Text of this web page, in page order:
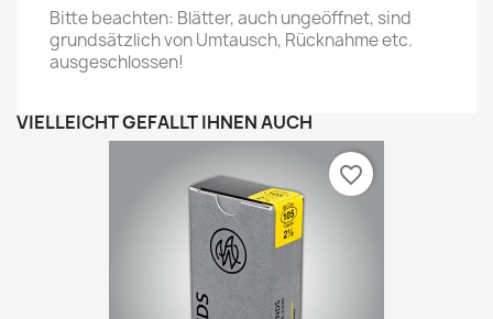
Bitte beachten: Blätter, auch ungeöffnet, sind
grundsätzlich von Umtausch, Rücknahme etc.
ausgeschlossen!
VIELLEICHT GEFÄLLT IHNEN AUCH
favorite_border